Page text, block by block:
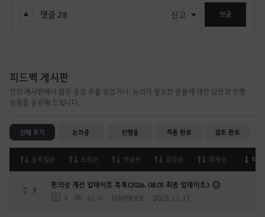
댓글 28 신고 댓글
피드백 게시판
건의 게시판에서 많은 공감 수를 얻었거나, 논의가 필요한 글들에 대한 답변과 진행
상황을 공유해 드립니다.
전체 보기 논의중 진행중 적용 완료 검토 완료
등록일순 조회순 댓글순 공감순 화제순 피
7
편의성 개선 업데이트 목록(2026. 08.03 최종 업데이트)
4 62.1K [GM]메르브 2025.11.17